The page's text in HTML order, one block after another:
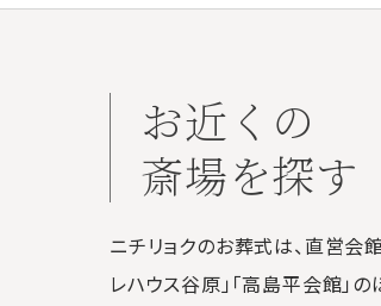
お近くの
斎場を探す
ニチリョクのお葬式は、直営会
レハウス谷原」「高島平会館」